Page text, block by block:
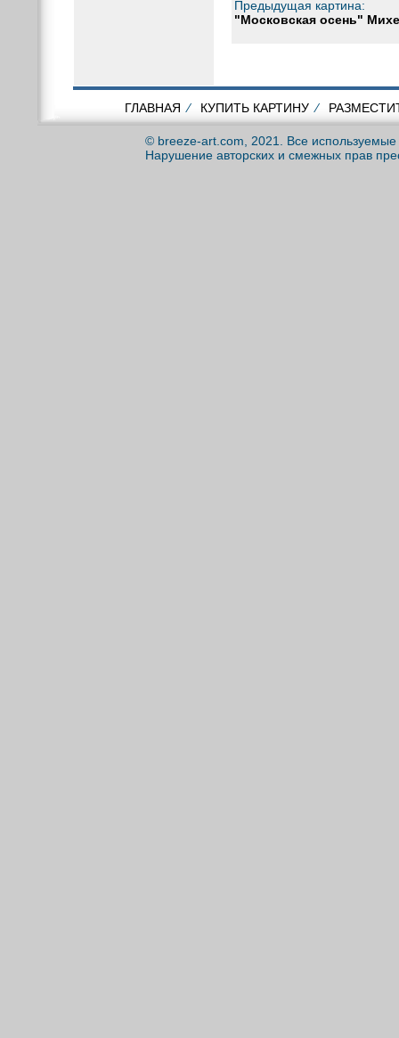
Предыдущая картина:
"Московская осень"
ГЛАВНАЯ ⁄ КУПИТЬ КАРТИНУ ⁄
© breeze-art.com, 2021. Все
Нарушение авторских и смежных прав